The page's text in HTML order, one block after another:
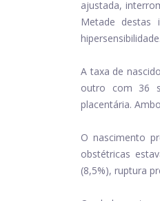
ajustada,
Metade destas
hipersensibilidade.
A taxa de
outro com 36
placentária.
O nascimento
obstétricas
(8,5%), ruptura